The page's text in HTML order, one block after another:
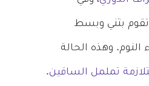
بثني وبسط
النوم. وهذه الحالة
تململ الساقين.